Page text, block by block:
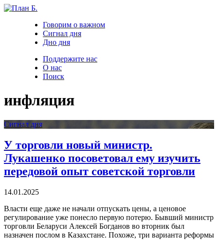
Говорим о важном
Сигнал дня
Дно дня
Поддержите нас
О нас
Поиск
инфляция
Сигнал дня
У торговли новый министр.
Лукашенко посоветовал ему изучить
передовой опыт советской торговли
14.01.2025
Власти еще даже не начали отпускать цены, а ценовое
регулирование уже понесло первую потерю. Бывший министр
торговли Беларуси Алексей Богданов во вторник был
назначен послом в Казахстане. Похоже, три варианта реформы